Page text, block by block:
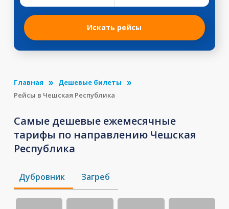
Искать рейсы
Главная
Дешевые билеты
Рейсы в Чешская Республика
Самые дешевые ежемесячные
тарифы по направлению Чешская
Республика
Дубровник Загреб